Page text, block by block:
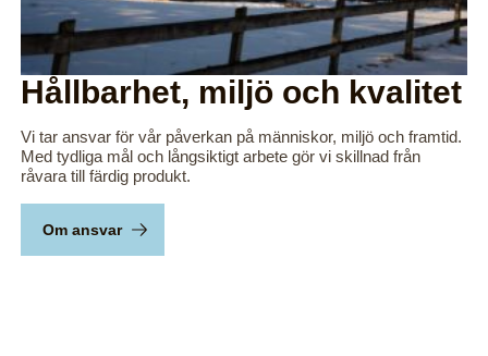
Hållbarhet, miljö och kvalitet
Vi tar ansvar för vår påverkan på människor, miljö och framtid.
Med tydliga mål och långsiktigt arbete gör vi skillnad från
råvara till färdig produkt.
Om ansvar